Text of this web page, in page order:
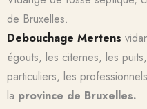
de Bruxelles.
Debouchage Mertens
égouts, les citernes, les
particuliers, les
la province de Bruxelles.